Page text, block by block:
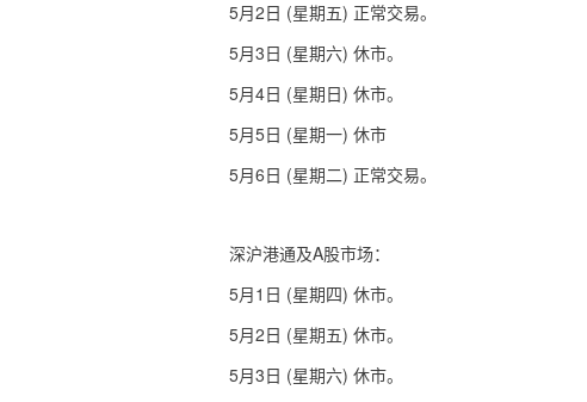
5月 2 日 (星期五) 正常交易。
5月 3 日 (星期六) 休市。
5月 4 日 (星期日 ) 休市。
5月 5 日 (星期一) 休市
5月 6 日 (星期二) 正常交易。
深沪港通及A股市场：
5月 1 日 (星期四) 休市。
5月 2 日 (星期五) 休市。
5月 3 日 (星期六) 休市。